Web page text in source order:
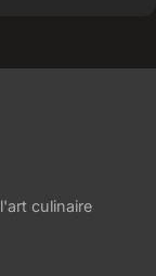
culinaire